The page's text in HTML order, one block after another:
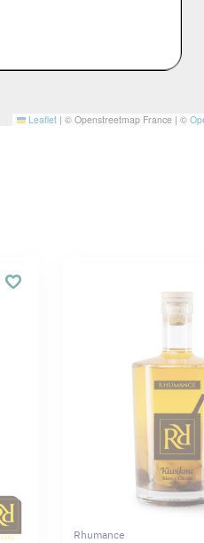
Leaflet | © Openstreetmap France | ©
Rhumance